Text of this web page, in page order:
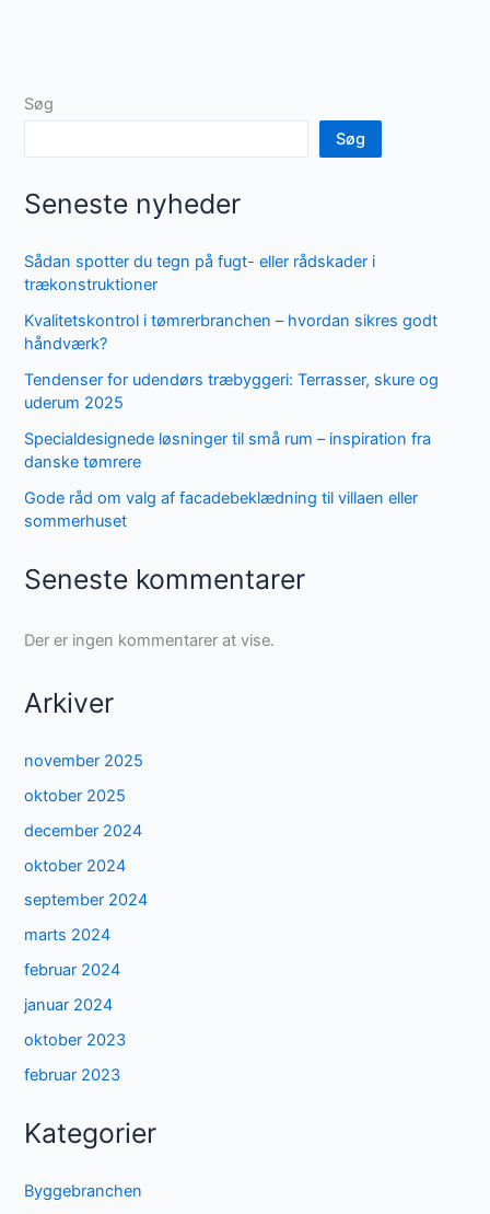
Søg
Søg
Seneste nyheder
Sådan spotter du tegn på fugt- eller rådskader i
trækonstruktioner
Kvalitetskontrol i tømrerbranchen – hvordan sikres godt
håndværk?
Tendenser for udendørs træbyggeri: Terrasser, skure og
uderum 2025
Specialdesignede løsninger til små rum – inspiration fra
danske tømrere
Gode råd om valg af facadebeklædning til villaen eller
sommerhuset
Seneste kommentarer
Der er ingen kommentarer at vise.
Arkiver
november 2025
oktober 2025
december 2024
oktober 2024
september 2024
marts 2024
februar 2024
januar 2024
oktober 2023
februar 2023
Kategorier
Byggebranchen